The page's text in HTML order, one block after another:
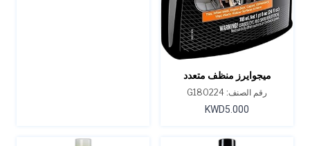
ميجوايرز منظف متعدد
الأغراض شديد التحمل، 24
أونصة
رقم الصنف: G180224
KWD5.000